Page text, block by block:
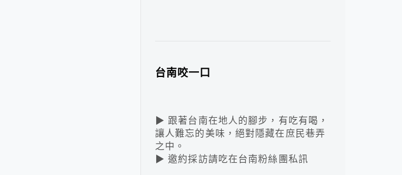
台南咬一口
▶ 跟著台南在地人的腳步，有吃有喝，
讓人難忘的美味，絕對隱藏在庶民巷弄
之中。
▶ 邀約採訪請吃在台南粉絲團私訊